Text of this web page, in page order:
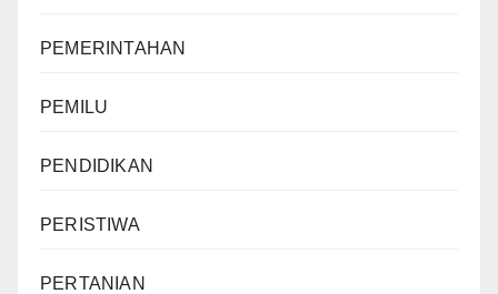
PEMERINTAHAN
PEMILU
PENDIDIKAN
PERISTIWA
PERTANIAN